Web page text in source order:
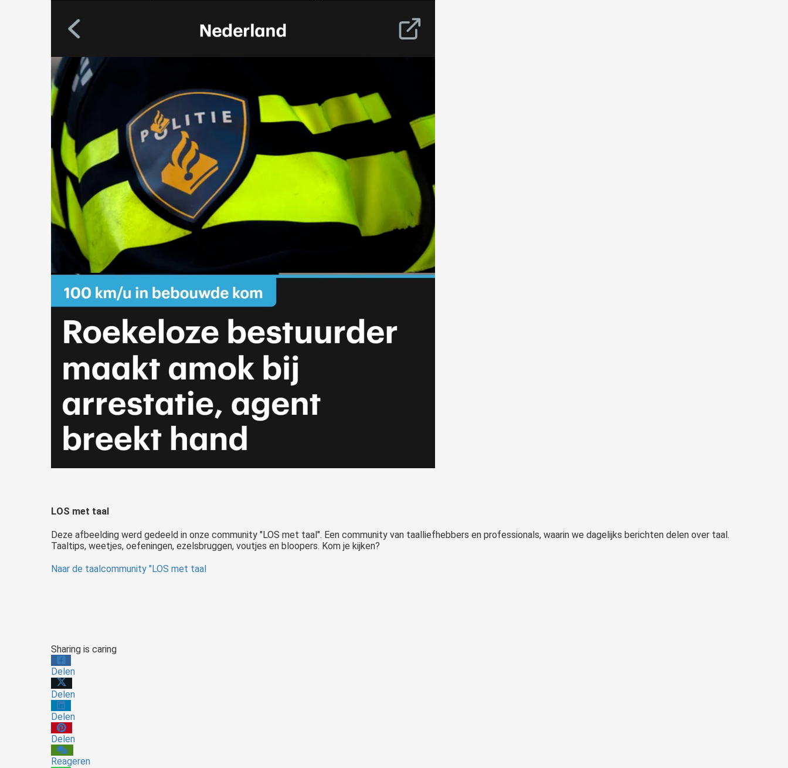
LOS met taal
Deze afbeelding werd gedeeld in onze community "LOS met taal". Een community van taalliefhebbers en professionals, waarin we dagelijks berichten delen over taal.
Taaltips, weetjes, oefeningen, ezelsbruggen, voutjes en bloopers. Kom je kijken?
Naar de taalcommunity "LOS met taal
Sharing is caring
Delen
Delen
Delen
Delen
Reageren